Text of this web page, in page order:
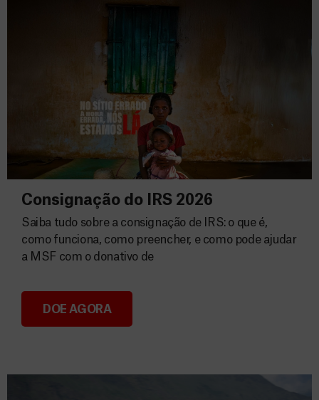
Consignação do IRS 2026
Consignação do IRS 2026
Saiba tudo sobre a consignação de IRS: o que é,
como funciona, como preencher, e como pode ajudar
a MSF com o donativo de
DOE AGORA